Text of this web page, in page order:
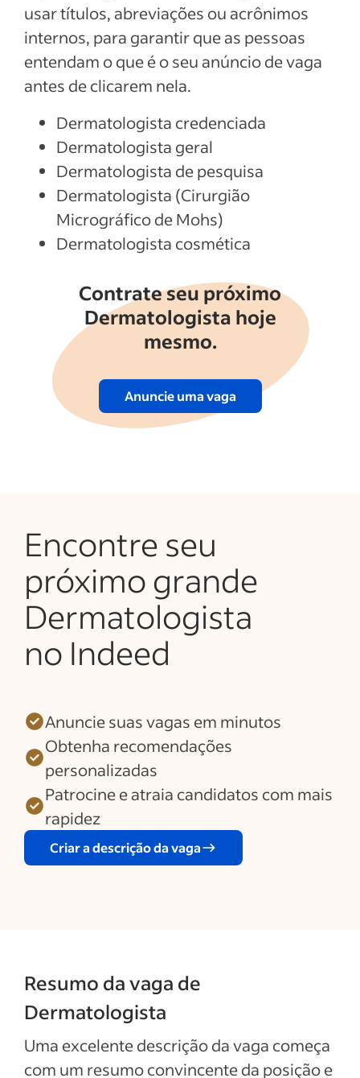
usar títulos, abreviações ou acrônimos
internos, para garantir que as pessoas
entendam o que é o seu anúncio de vaga
antes de clicarem nela.
Dermatologista credenciada
Dermatologista geral
Dermatologista de pesquisa
Dermatologista (Cirurgião
Micrográfico de Mohs)
Dermatologista cosmética
Contrate seu próximo
Dermatologista hoje
mesmo.
Anuncie uma vaga
Encontre seu
próximo grande
Dermatologista
no Indeed
Anuncie suas vagas em minutos
Obtenha recomendações
personalizadas
Patrocine e atraia candidatos com mais
rapidez
Criar a descrição da vaga
Resumo da vaga de
Dermatologista
Uma excelente descrição da vaga começa
com um resumo convincente da posição e